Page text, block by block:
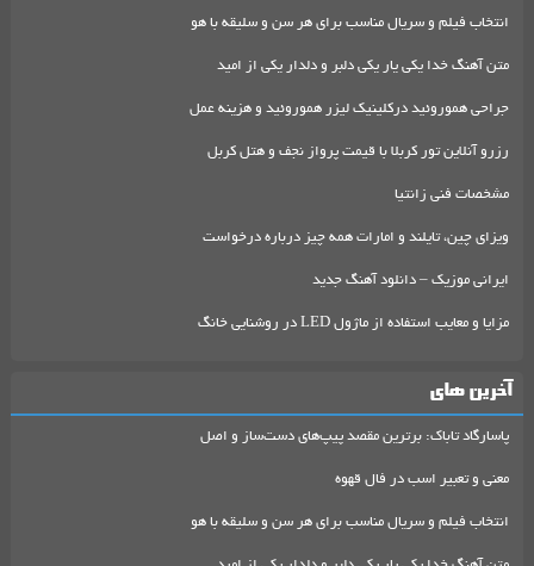
انتخاب فیلم و سریال مناسب برای هر سن و سلیقه با هو
متن آهنگ خدا یکی یار یکی دلبر و دلدار یکی از امید
جراحی هموروئید درکلینیک لیزر هموروئید و هزینه عمل
رزرو آنلاین تور کربلا با قیمت پرواز نجف و هتل کربل
مشخصات فنی زانتیا
ویزای چین، تایلند و امارات همه چیز درباره درخواست
ایرانی موزیک – دانلود آهنگ جدید
مزایا و معایب استفاده از ماژول LED در روشنایی خانگ
آخرین های
پاسارگاد تاباک: برترین مقصد پیپ‌های دست‌ساز و اصل
معنی و تعبیر اسب در فال قهوه
انتخاب فیلم و سریال مناسب برای هر سن و سلیقه با هو